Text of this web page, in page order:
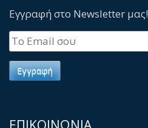
Εγγραφή στο Newsletter μας!